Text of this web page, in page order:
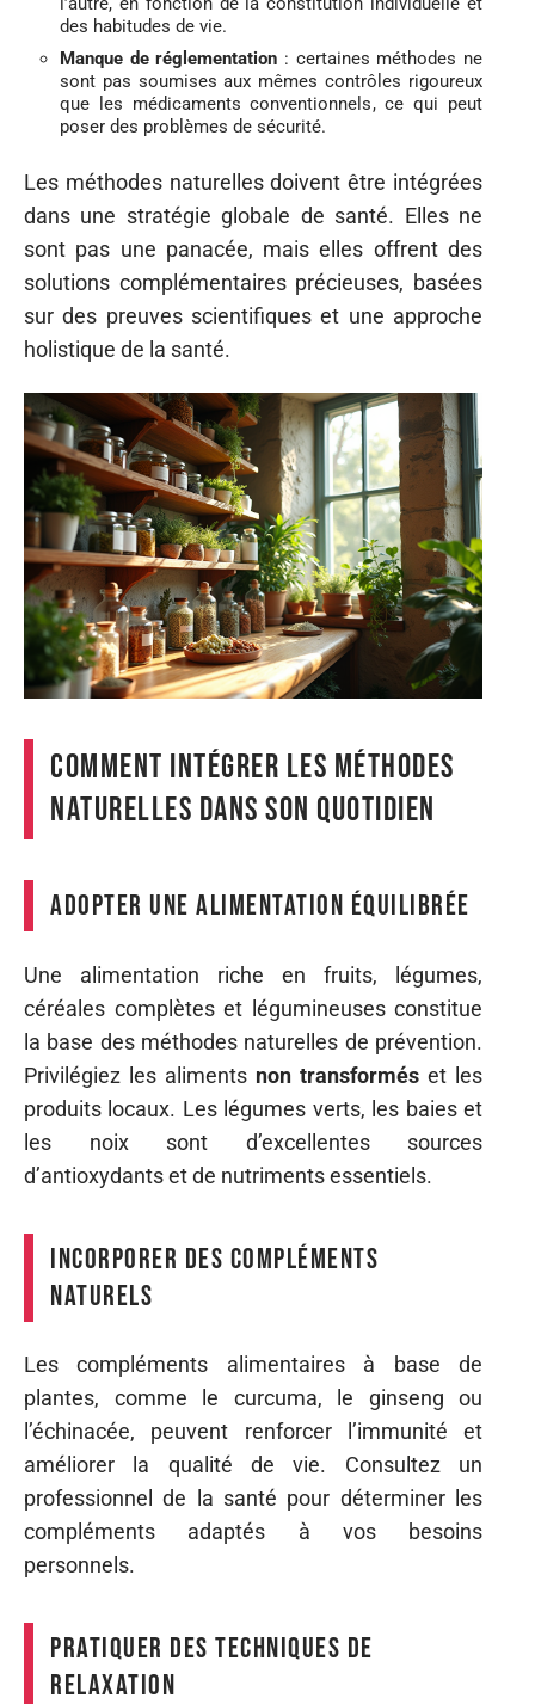
des habitudes de vie.
Manque de réglementation : certaines méthodes ne
sont pas soumises aux mêmes contrôles rigoureux
que les médicaments conventionnels, ce qui peut
poser des problèmes de sécurité.
Les méthodes naturelles doivent être intégrées
dans une stratégie globale de santé. Elles ne
sont pas une panacée, mais elles offrent des
solutions complémentaires précieuses, basées
sur des preuves scientifiques et une approche
holistique de la santé.
Comment intégrer les méthodes
naturelles dans son quotidien
Adopter une alimentation équilibrée
Une alimentation riche en fruits, légumes,
céréales complètes et légumineuses constitue
la base des méthodes naturelles de prévention.
Privilégiez les aliments non transformés et les
produits locaux. Les légumes verts, les baies et
les noix sont d’excellentes sources
d’antioxydants et de nutriments essentiels.
Incorporer des compléments
naturels
Les compléments alimentaires à base de
plantes, comme le curcuma, le ginseng ou
l’échinacée, peuvent renforcer l’immunité et
améliorer la qualité de vie. Consultez un
professionnel de la santé pour déterminer les
compléments adaptés à vos besoins
personnels.
Pratiquer des techniques de
relaxation